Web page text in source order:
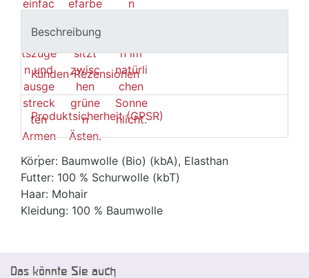
Beschreibung
Kunden-Rezensionen
Produktsicherheit (GPSR)
Körper: Baumwolle (Bio) (kbA), Elasthan
Futter: 100 % Schurwolle (kbT)
Haar: Mohair
Kleidung: 100 % Baumwolle
Das könnte Sie auch